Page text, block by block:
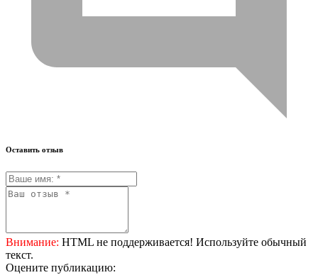
Оставить отзыв
Внимание: HTML не поддерживается! Используйте обычный
текст.
Оцените публикацию: